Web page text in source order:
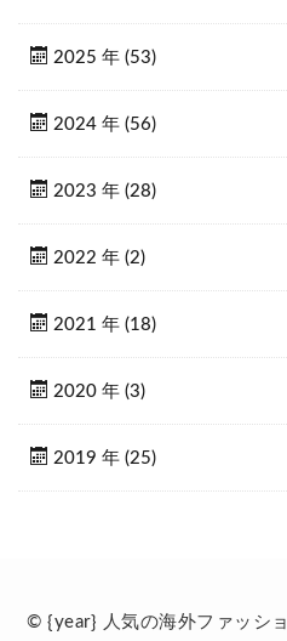
2025 年 (53)
2024 年 (56)
2023 年 (28)
2022 年 (2)
2021 年 (18)
2020 年 (3)
2019 年 (25)
© {year} 人気の海外ファッシ